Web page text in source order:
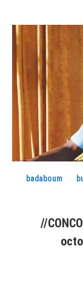
badaboum
//